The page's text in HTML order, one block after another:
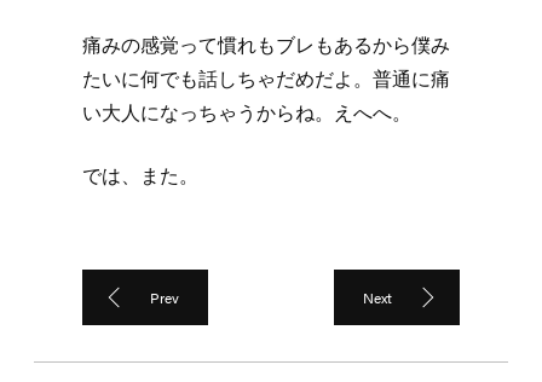
痛みの感覚って慣れもブレもあるから僕み
たいに何でも話しちゃだめだよ。普通に痛
い大人になっちゃうからね。えへへ。
では、また。
Prev Next